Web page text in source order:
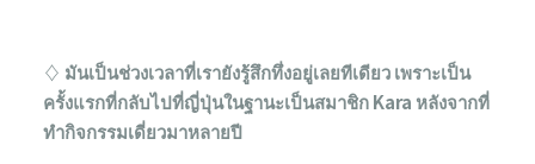
♢ มันเป็นช่วงเวลาที่เรายังรู้สึกทึ่งอยู่เลยทีเดียว เพราะเป็น
ครั้งแรกที่กลับไปที่ญี่ปุ่นในฐานะเป็นสมาชิก Kara หลังจากที่
ทำกิจกรรมเดี่ยวมาหลายปี